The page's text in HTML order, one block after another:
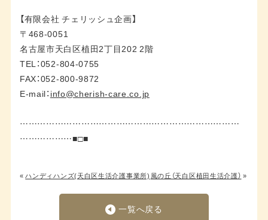
【有限会社 チェリッシュ企画】
〒468-0051
名古屋市天白区植田2丁目202 2階
TEL：052-804-0755
FAX：052-800-9872
E-mail： info@cherish-care.co.jp
…………………………………………………………………
………………■□■
«ハンディハンズ(天白区生活介護事業所) 風の丘（天白区植田生活介護） »
一覧へ戻る